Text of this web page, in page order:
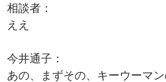
相談者：
ええ
今井通子：
あの、まずその、キーウーマ